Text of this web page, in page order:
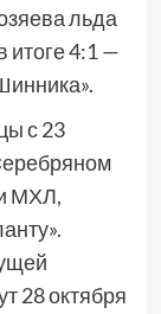
льда
итоге 4:1 —
с 23
МХЛ,
28 октября